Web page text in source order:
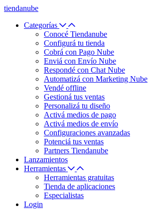
tiendanube
Categorías
Conocé Tiendanube
Configurá tu tienda
Cobrá con Pago Nube
Enviá con Envío Nube
Respondé con Chat Nube
Automatizá con Marketing Nube
Vendé offline
Gestioná tus ventas
Personalizá tu diseño
Activá medios de pago
Activá medios de envío
Configuraciones avanzadas
Potenciá tus ventas
Partners Tiendanube
Lanzamientos
Herramientas
Herramientas gratuitas
Tienda de aplicaciones
Especialistas
Login